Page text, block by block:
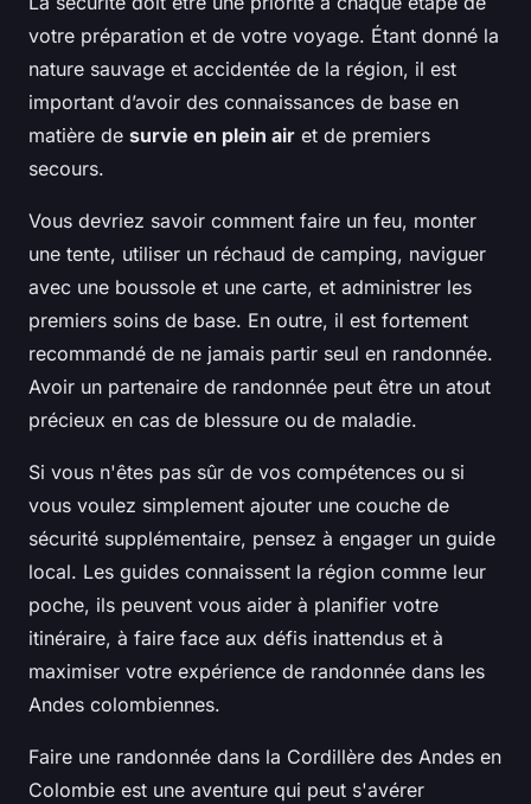
votre préparation et de votre voyage. Étant donné la
nature sauvage et accidentée de la région, il est
important d’avoir des connaissances de base en
matière de survie en plein air et de premiers
secours.
Vous devriez savoir comment faire un feu, monter
une tente, utiliser un réchaud de camping, naviguer
avec une boussole et une carte, et administrer les
premiers soins de base. En outre, il est fortement
recommandé de ne jamais partir seul en randonnée.
Avoir un partenaire de randonnée peut être un atout
précieux en cas de blessure ou de maladie.
Si vous n'êtes pas sûr de vos compétences ou si
vous voulez simplement ajouter une couche de
sécurité supplémentaire, pensez à engager un guide
local. Les guides connaissent la région comme leur
poche, ils peuvent vous aider à planifier votre
itinéraire, à faire face aux défis inattendus et à
maximiser votre expérience de randonnée dans les
Andes colombiennes.
Faire une randonnée dans la Cordillère des Andes en
Colombie est une aventure qui peut s'avérer